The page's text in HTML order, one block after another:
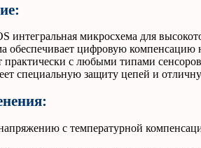
интегральная микросхема для
обеспечивает цифровую компенсацию
практически с любыми типами
специальную защиту цепей и
с температурной